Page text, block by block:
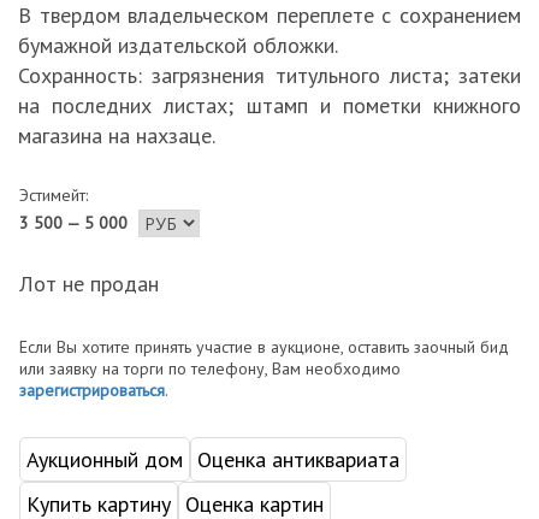
В твердом владельческом переплете с сохранением
бумажной издательской обложки.
Сохранность: загрязнения титульного листа; затеки
на последних листах; штамп и пометки книжного
магазина на нахзаце.
Эстимейт:
3 500 — 5 000
Лот не продан
Если Вы хотите принять участие в аукционе, оставить заочный бид
или заявку на торги по телефону, Вам необходимо
зарегистрироваться.
Аукционный дом
Оценка антиквариата
Купить картину Оценка картин